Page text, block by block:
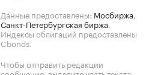
Данные предоставлены: Мосбиржа,
Санкт-Петербургская биржа.
Индексы облигаций предоставлены
Cbonds.
Чтобы отправить редакции